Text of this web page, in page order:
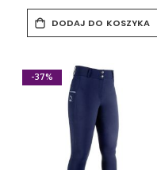
DODAJ DO KOSZYKA
-37%